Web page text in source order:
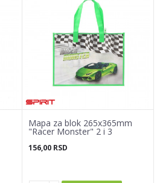
Mapa za blok 265x365mm
"Racer Monster" 2 i 3
156,00 RSD